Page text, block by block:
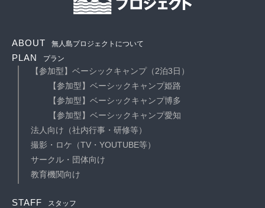
ABOUT 無人島プロジェクトについて
PLAN プラン
【参加型】ベーシックキャンプ（2泊3日）
【参加型】ベーシックキャンプ姫路
【参加型】ベーシックキャンプ博多
【参加型】ベーシックキャンプ愛知
法人向け（社内行事・研修等）
撮影・ロケ（TV・YOUTUBE等）
サークル・団体向け
教育機関向け
STAFF スタッフ